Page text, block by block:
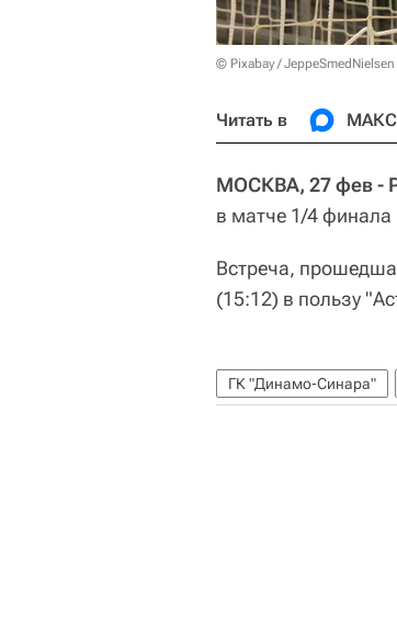
© Pixabay / JeppeSmedNielsen
Читать в МАКС
МОСКВА, 27 фев -
в матче 1/4 финала
Встреча,
(15:12) в пользу
ГК "Динамо-Синара"